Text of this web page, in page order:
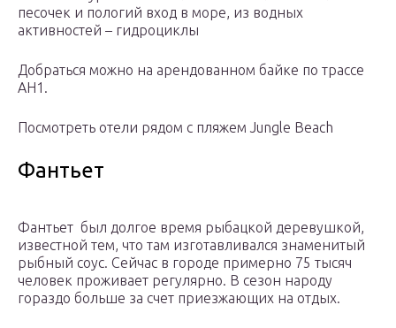
песочек и пологий вход в море, из водных
активностей – гидроциклы
Добраться можно на арендованном байке по трассе
AH1.
Посмотреть отели рядом с пляжем Jungle Beach
Фантьет
Фантьет был долгое время рыбацкой деревушкой,
известной тем, что там изготавливался знаменитый
рыбный соус. Сейчас в городе примерно 75 тысяч
человек проживает регулярно. В сезон народу
гораздо больше за счет приезжающих на отдых.